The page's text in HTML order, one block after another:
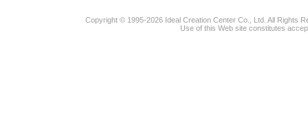
Copyright © 1995-2026 Ideal Creation Center Co., Ltd. All Rights
Use of this Web site constitutes